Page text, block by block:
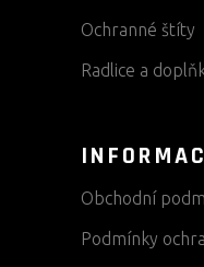
Ochranné štíty
Radlice a
Obchodní
Podmínky